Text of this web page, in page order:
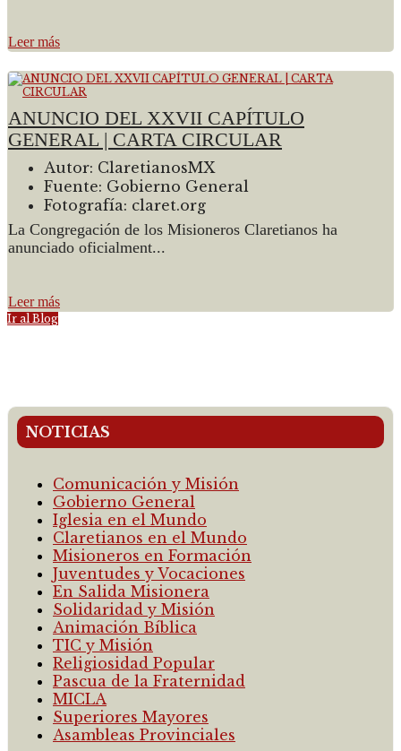
Leer más
ANUNCIO DEL XXVII CAPÍTULO
GENERAL | CARTA CIRCULAR
Autor: ClaretianosMX
Fuente: Gobierno General
Fotografía: claret.org
La Congregación de los Misioneros Claretianos ha
anunciado oficialment...
Leer más
Ir al Blog
NOTICIAS
Comunicación y Misión
Gobierno General
Iglesia en el Mundo
Claretianos en el Mundo
Misioneros en Formación
Juventudes y Vocaciones
En Salida Misionera
Solidaridad y Misión
Animación Bíblica
TIC y Misión
Religiosidad Popular
Pascua de la Fraternidad
MICLA
Superiores Mayores
Asambleas Provinciales